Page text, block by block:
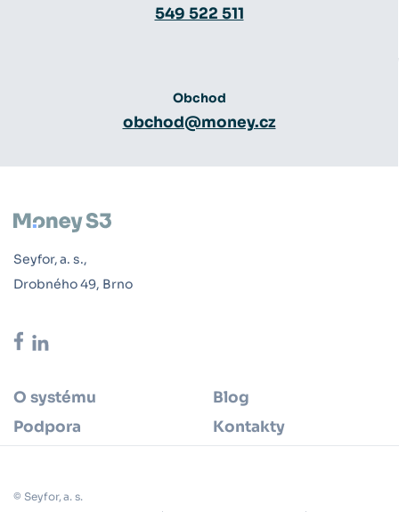
549 522 511
Obchod
obchod@money.cz
Seyfor, a. s.,
Drobného 49, Brno
O systému
Blog
Podpora
Kontakty
© Seyfor, a. s.